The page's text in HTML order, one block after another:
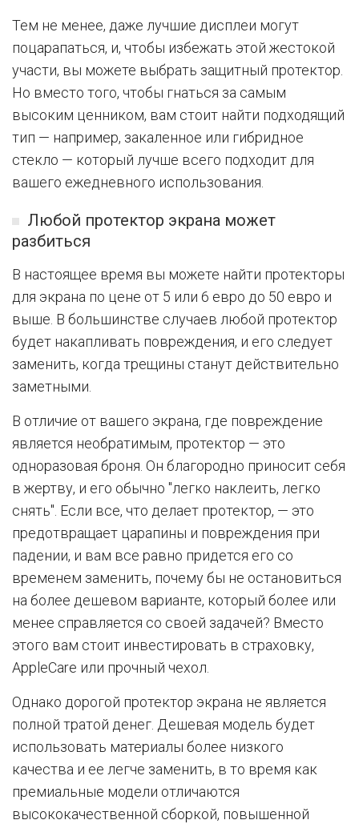
Тем не менее, даже лучшие дисплеи могут
поцарапаться, и, чтобы избежать этой жестокой
участи, вы можете выбрать защитный протектор.
Но вместо того, чтобы гнаться за самым
высоким ценником, вам стоит найти подходящий
тип — например, закаленное или гибридное
стекло — который лучше всего подходит для
вашего ежедневного использования.
Любой протектор экрана может
разбиться
В настоящее время вы можете найти протекторы
для экрана по цене от 5 или 6 евро до 50 евро и
выше. В большинстве случаев любой протектор
будет накапливать повреждения, и его следует
заменить, когда трещины станут действительно
заметными.
В отличие от вашего экрана, где повреждение
является необратимым, протектор — это
одноразовая броня. Он благородно приносит себя
в жертву, и его обычно "легко наклеить, легко
снять". Если все, что делает протектор, — это
предотвращает царапины и повреждения при
падении, и вам все равно придется его со
временем заменить, почему бы не остановиться
на более дешевом варианте, который более или
менее справляется со своей задачей? Вместо
этого вам стоит инвестировать в страховку,
AppleCare или прочный чехол.
Однако дорогой протектор экрана не является
полной тратой денег. Дешевая модель будет
использовать материалы более низкого
качества и ее легче заменить, в то время как
премиальные модели отличаются
высококачественной сборкой, повышенной